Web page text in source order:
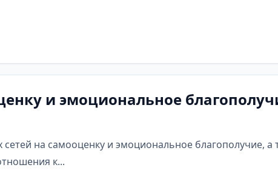
и эмоциональное
на самооценку и эмоциональное благополучие, а
к...